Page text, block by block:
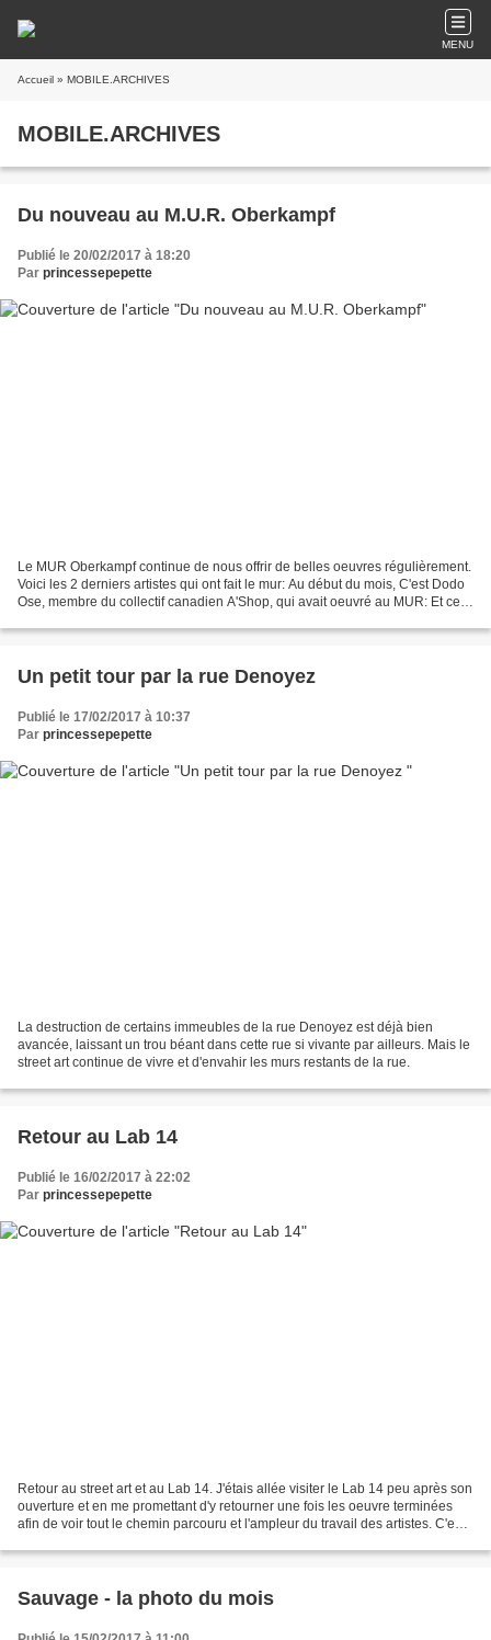
MENU
Accueil » MOBILE.ARCHIVES
MOBILE.ARCHIVES
Du nouveau au M.U.R. Oberkampf
Publié le 20/02/2017 à 18:20
Par princessepepette
Le MUR Oberkampf continue de nous offrir de belles oeuvres régulièrement.
Voici les 2 derniers artistes qui ont fait le mur: Au début du mois, C'est Dodo
Ose, membre du collectif canadien A'Shop, qui avait oeuvré au MUR: Et ce
Un petit tour par la rue Denoyez
Publié le 17/02/2017 à 10:37
Par princessepepette
La destruction de certains immeubles de la rue Denoyez est déjà bien
avancée, laissant un trou béant dans cette rue si vivante par ailleurs. Mais le
street art continue de vivre et d'envahir les murs restants de la rue.
Retour au Lab 14
Publié le 16/02/2017 à 22:02
Par princessepepette
Retour au street art et au Lab 14. J'étais allée visiter le Lab 14 peu après son
ouverture et en me promettant d'y retourner une fois les oeuvre terminées
afin de voir tout le chemin parcouru et l'ampleur du travail des artistes. C'est
Sauvage - la photo du mois